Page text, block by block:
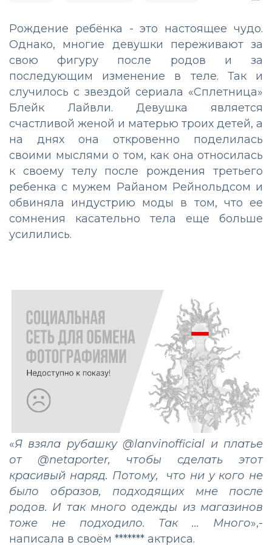
Рождение ребёнка - это настоящее чудо.
Однако, многие девушки переживают за
свою фигуру после родов и за
последующим изменение в теле. Так и
случилось с звездой сериала «Сплетница»
Блейк Лайвли. Девушка является
счастливой женой и матерью троих детей, а
на днях она откровенно поделилась
своими мыслями о том, как она относилась
к своему телу после рождения третьего
ребенка с мужем Райаном Рейнольдсом и
обвиняла индустрию моды в том, что ее
сомнения касательно тела еще больше
усилились.
«Я взяла рубашку @lanvinofficial и платье
от @netaporter, чтобы сделать этот
красивый наряд. Потому, что ни у кого не
было образов, подходящих мне после
родов. И так много одежды из магазинов
тоже не подходило. Так ... Много»,-
написала в своём ******* актриса.